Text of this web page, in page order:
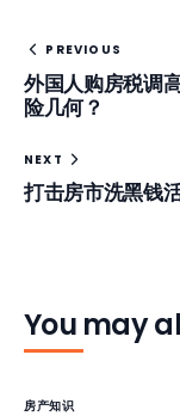
PREVIOUS
外国人购房税调
险几何？
NEXT
打击房市洗黑钱
You may
房产知识